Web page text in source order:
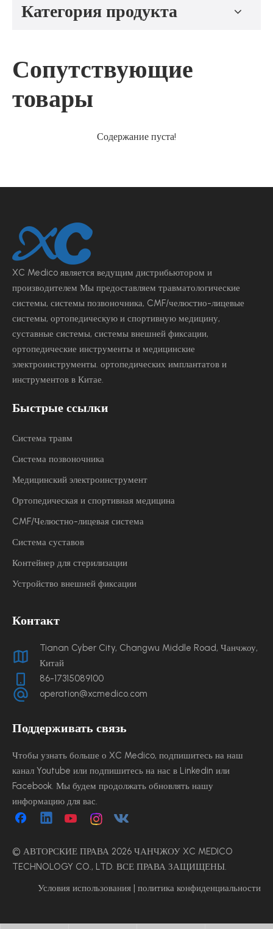
Категория продукта
Сопутствующие
товары
Содержание пуста!
XC Medico является ведущим дистрибьютором и
производителем Мы предоставляем травматологические
системы, системы позвоночника, CMF/челюстно-лицевые
системы, ортопедическую и спортивную медицину,
суставные системы, системы внешней фиксации,
ортопедические инструменты и медицинские
электроинструменты. ортопедических имплантатов и
инструментов в Китае.
Быстрые ссылки
Система травм
Система позвоночника
Медицинский электроинструмент
Ортопедическая и спортивная медицина
CMF/Челюстно-лицевая система
Система суставов
Контейнер для стерилизации
Устройство внешней фиксации
Контакт
Tianan Cyber ​​City, Changwu Middle Road, Чанчжоу,
Китай
86-17315089100
operation@xcmedico.com
Поддерживать связь
Чтобы узнать больше о XC Medico, подпишитесь на наш
канал Youtube или подпишитесь на нас в Linkedin или
Facebook. Мы будем продолжать обновлять нашу
информацию для вас.
© АВТОРСКИЕ ПРАВА 2026 ЧАНЧЖОУ XC MEDICO
TECHNOLOGY CO., LTD. ВСЕ ПРАВА ЗАЩИЩЕНЫ.
Условия использования | политика конфиденциальности